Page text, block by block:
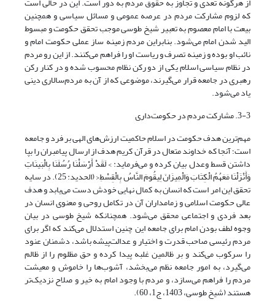
که لزوم مشارکت مردم در عرصه عمومی و مسائل سیاسی و همچنین
بیعت با امام معصوم به تعبیر شیخ طوسی موجب تحقق حکومت و مبسوط
الید شدن امام می‌شود. بنابراین مردم زمینه ساز عملی حکومت امام و
نائب او بوده و زمینه تصرف و ریاست او را فراهم می‌کنند. از این رو مردم
در نظام سیاسی اسلام یکی از دو رکن نظام محسوب شده و در کنار رکن
رهبری در جامعه قرار می‌گیرند، موضوعی که از آن به مردم‌سالاری دینی
یاد می‌شود.
3-3. مشارکت مردم در حکومت‌داری
مهم‌ترین هدف حکومت در اسلام حاکمیت ارزش‌های الهی بر فرد و جامعه
است؛ آنجا که خداوند متعال در قرآن کریم هدف از ارسال پیامبران را بپا
داشتن قسط وعدل بیان کرده و می‌فرماید: > لَقَدْ أَرْسَلْنَا رُسُلَنَا بِالْبَینَاتِ
وَأَنْزَلْنَا مَعَهُمُ الْکِتَابَ وَالْمِیزَانَ لِیقُومَ النَّاسُ بِالْقِسْطِ< (الحدید: 25). در سایه
تحقق این امر است که انسان به کمال نهایی خودش دست می‌یابد و هدف
عالی حکومت اسلامی و زمامداران آن در تکامل روحی و معنوی انسان در
بعد فردی و اجتماعی محقق می‌شود. همچنانکه شیخ طوسی در بیان
وجوه لطف بودن امام برای جامعه این چنین استدلال می‌کند که اگر برای
مردم رئیسی صاحب قدرت و اختیار و عدالت‌پیشه باشد، دشمنان عنود
را سرکوب می‌کند و بر ظالمین غلبه پیدا کرده و حق مظلوم را از ظالم
می‌گیرد، به امور جامعه نظم می‌بخشد، آشوب‌ها را خاموش و معیشت
مردم را فراهم می‌سازد، و مردم با وجود امام به خیر و صلاح نزدیک‌تر
هستند (شیخ طوسی، 1403، ج1، 60).